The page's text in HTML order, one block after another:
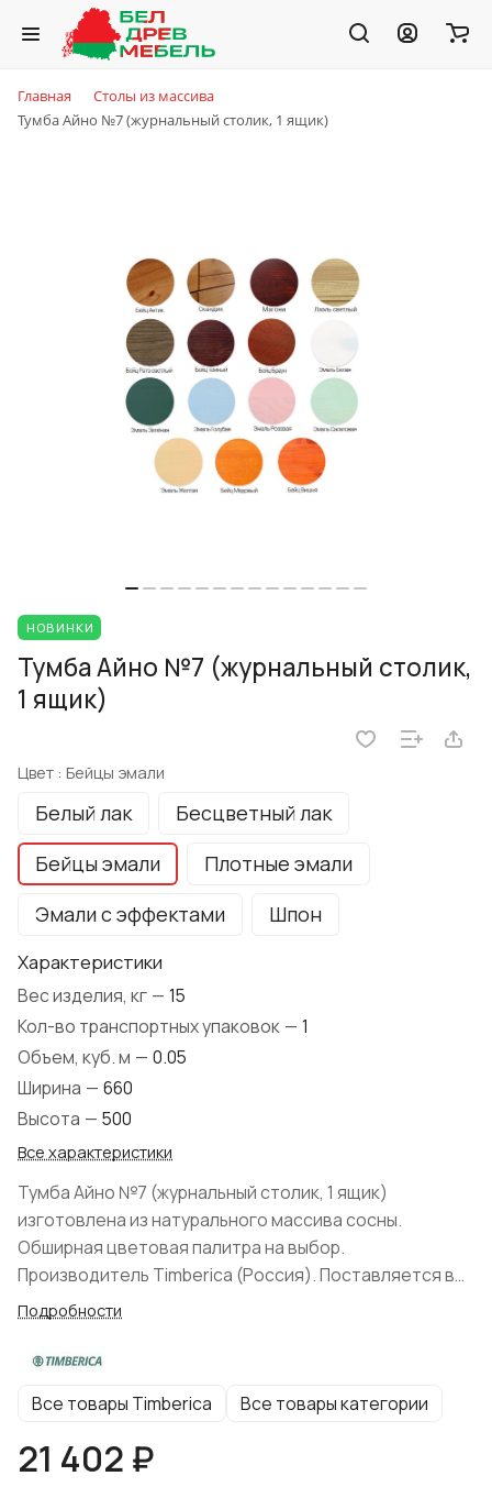
Главная
Столы из массива
Тумба Айно №7 (журнальный столик, 1 ящик)
НОВИНКИ
Тумба Айно №7 (журнальный столик,
1 ящик)
Цвет : Бейцы эмали
Белый лак
Бесцветный лак
Бейцы эмали
Плотные эмали
Эмали с эффектами
Шпон
Характеристики
Вес изделия, кг — 15
Кол-во транспортных упаковок — 1
Объем, куб. м — 0.05
Ширина — 660
Высота — 500
Все характеристики
Тумба Айно №7 (журнальный столик, 1 ящик)
изготовлена из натурального массива сосны.
Обширная цветовая палитра на выбор.
Производитель Timberica (Россия). Поставляется в
разобранном виде. Экологичные клеевые и
металлические.
Подробности
Все товары Timberica Все товары категории
21 402 ₽